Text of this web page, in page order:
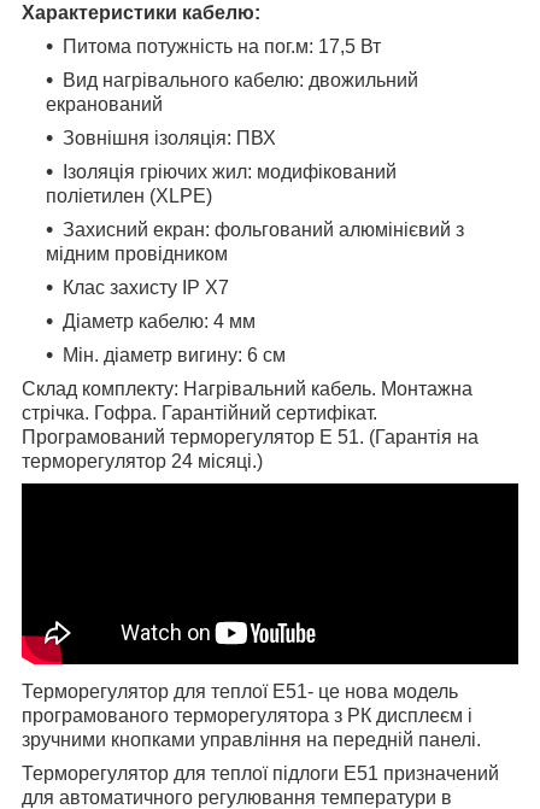
Характеристики кабелю:
Питома потужність на пог.м: 17,5 Вт
Вид нагрівального кабелю: двожильний
екранований
Зовнішня ізоляція: ПВХ
Ізоляція гріючих жил: модифікований
поліетилен (XLPE)
Захисний екран: фольгований алюмінієвий з
мідним провідником
Клас захисту IP X7
Діаметр кабелю: 4 мм
Мін. діаметр вигину: 6 см
Склад комплекту: Нагрівальний кабель. Монтажна
стрічка. Гофра. Гарантійний сертифікат.
Програмований терморегулятор E 51. (Гарантія на
терморегулятор 24 місяці.)
Терморегулятор для теплої E51- це нова модель
програмованого терморегулятора з РК дисплеєм і
зручними кнопками управління на передній панелі.
Терморегулятор для теплої підлоги E51 призначений
для автоматичного регулювання температури в